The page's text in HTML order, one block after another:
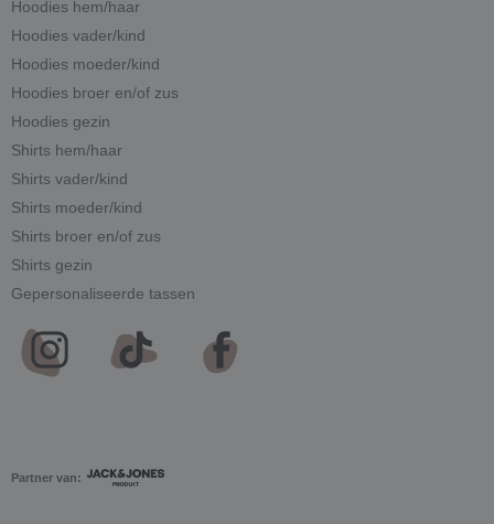
Hoodies hem/haar
Hoodies vader/kind
Hoodies moeder/kind
Hoodies broer en/of zus
Hoodies gezin
Shirts hem/haar
Shirts vader/kind
Shirts moeder/kind
Shirts broer en/of zus
Shirts gezin
Gepersonaliseerde tassen
Partner van: